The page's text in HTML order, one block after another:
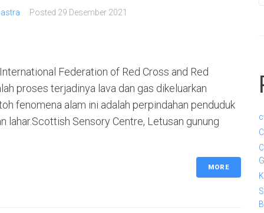
Posted 29 Desember 2021
Federation of Red Cross and Red
proses terjadinya lava dan gas dikeluarkan
fenomena alam ini adalah perpindahan penduduk
lahar.Scottish Sensory Centre, Letusan gunung
MORE